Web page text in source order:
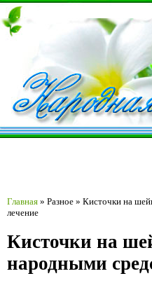
Главная » Разное » Кисточки на
лечение
Кисточки на
народными